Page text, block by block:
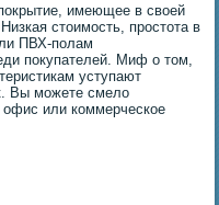
имеющее в своей
стоимость, простота в
ПВХ-полам
покупателей. Миф о том,
уступают
Вы можете смело
офис или коммерческое